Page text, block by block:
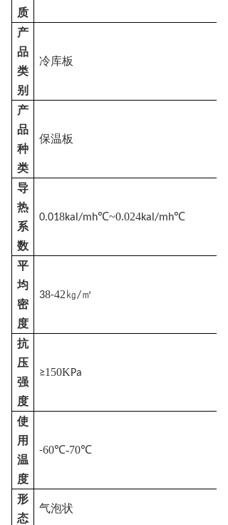
质
产
品
类
别
冷库板
产
品
种
类
保温板
导
热
系
数
0.018kal/mh℃~0.024kal/mh℃
平
均
密
度
38-42 ㎏/㎡
抗
压
强
度
≥150KPa
使
用
温
度
-60℃-70℃
形
态
气泡状